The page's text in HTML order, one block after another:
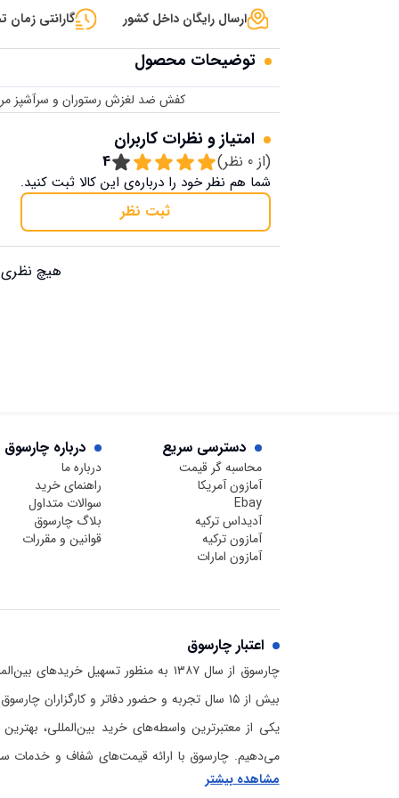
ارسال رایگان داخل کشور گارانتی زمان
توضیحات محصول
کفش ضد لغزش رستوران و سرآشپز
امتیاز و نظرات کاربران
(از0 نظر) 4
شما هم نظر خود را درباره‌ی این کالا ثبت کنید.
ثبت نظر
هیچ نظری
دسترسی سریع
محاسبه گر قیمت
آمازون آمریکا
Ebay
آدیداس ترکیه
آمازون ترکیه
آمازون امارات
درباره چارسوق
درباره ما
راهنمای خرید
سوالات متداول
بلاگ چارسوق
قوانین و مقررات
اعتبار چارسوق
چارسوق از سال ۱۳۸۷ به منظور تسهیل
بیش از ۱۵ سال تجربه و حضور دفاتر و کارگزاران
یکی از معتبرترین واسطه‌های خرید بین‌المللی،
می‌دهیم. چارسوق با ارائه قیمت‌های شفاف و خدمات
برای خرید از آمازون و دیگر سایت‌های خارجی است.
مشاهده بیشتر